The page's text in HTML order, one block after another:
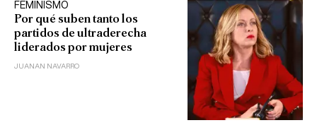
FEMINISMO
Por qué suben tanto los
partidos de ultraderecha
liderados por mujeres
JUANAN NAVARRO